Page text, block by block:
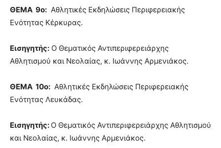
ΘΕΜΑ 9ο: Αθλητικές Εκδηλώσεις Περιφερειακής
Ενότητας Κέρκυρας.
Εισηγητής: Ο Θεματικός Αντιπεριφερειάρχης
Αθλητισμού και Νεολαίας, κ. Ιωάννης Αρμενιάκος.
ΘΕΜΑ 10ο: Αθλητικές Εκδηλώσεις Περιφερειακής
Ενότητας Λευκάδας.
Εισηγητής: Ο Θεματικός Αντιπεριφερειάρχης Αθλητισμού
και Νεολαίας, κ. Ιωάννης Αρμενιάκος.